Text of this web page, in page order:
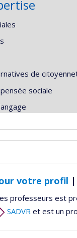
de
sociale
votre profil |
professeurs est
SADVR et est un